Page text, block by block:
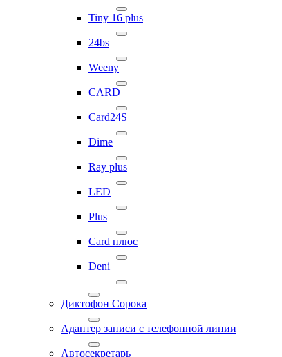
Tiny 16 plus
24bs
Weeny
CARD
Card24S
Dime
Ray plus
LED
Plus
Card плюс
Deni
Диктофон Сорока
Адаптер записи с телефонной линии
Автосекретарь